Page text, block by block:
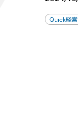
Quick経